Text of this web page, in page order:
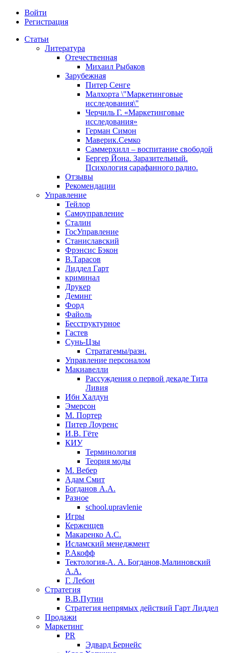
Войти
Регистрация
Статьи
Литература
Отечественная
Михаил Рыбаков
Зарубежная
Питер Сенге
Малхорта \"Маркетинговые
исследования\"
Черчиль Г. «Маркетинговые
исследования»
Герман Симон
Маверик.Семко
Саммерхилл – воспитание свободой
Бергер Йона. Заразительный.
Психология сарафанного радио.
Отзывы
Рекомендации
Управление
Тейлор
Самоуправление
Сталин
ГосУправление
Станиславский
Фрэнсис Бэкон
В.Тарасов
Лиддел Гарт
криминал
Друкер
Деминг
Форд
Файоль
Бесструктурное
Гастев
Сунь-Цзы
Стратагемы/разн.
Управление персоналом
Макиавелли
Рассуждения о первой декаде Тита
Ливия
Ибн Халдун
Эмерсон
М. Портер
Питер Лоуренс
И.В. Гёте
КИУ
Терминология
Теория моды
М. Вебер
Адам Смит
Богданов А.А.
Разное
school.upravlenie
Игры
Керженцев
Макаренко А.С.
Исламский менеджмент
Р.Акофф
Тектология-А. А. Богданов,Малиновский
А.А.
​Г. Лебон
Стратегия
В.В.Путин
​Стратегия непрямых действий Гарт Лиддел
Продажи
Маркетинг
PR
Эдвард Бернейс